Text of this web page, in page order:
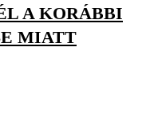
A KORÁBBI
MIATT